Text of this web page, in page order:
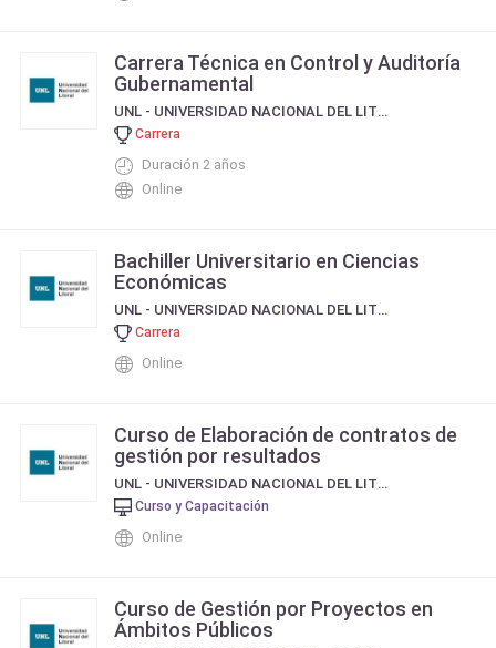
Carrera Técnica en Control y Auditoría
Gubernamental
UNL - UNIVERSIDAD NACIONAL DEL LITORAL
Carrera
Duración 2 años
Online
Bachiller Universitario en Ciencias
Económicas
UNL - UNIVERSIDAD NACIONAL DEL LITORAL
Carrera
Online
Curso de Elaboración de contratos de
gestión por resultados
UNL - UNIVERSIDAD NACIONAL DEL LITORAL
Curso y Capacitación
Online
Curso de Gestión por Proyectos en
Ámbitos Públicos